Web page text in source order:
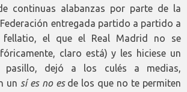
continuas alabanzas por parte de la
entregada partido a partido a
el que el Real Madrid no se
claro está) y les hiciese un
pasillo, dejó a los culés a medias,
un sí es no esde los que no te permiten